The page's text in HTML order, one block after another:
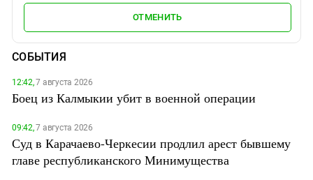
ОТМЕНИТЬ
СОБЫТИЯ
12:42,7 августа 2026
Боец из Калмыкии убит в военной операции
09:42,7 августа 2026
Суд в Карачаево-Черкесии продлил арест бывшему
главе республиканского Минимущества